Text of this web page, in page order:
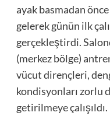
ayak basmadan
gelerek günün ilk
gerçekleştirdi.
(merkez bölge)
vücut dirençleri,
kondisyonları zorlu
getirilmeye çalışıldı.